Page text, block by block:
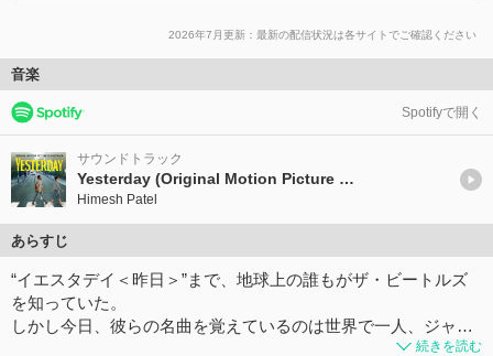
2026年7月更新：最新の配信状況は各サイトでご確認ください
音楽
Spotifyで開く
サウンドトラック
Yesterday (Original Motion Picture Soundtrack)
Himesh Patel
あらすじ
“イエスタデイ＜昨日＞”まで、地球上の誰もがザ・ビートルズ
を知っていた。
しかし今日、彼らの名曲を覚えているのは世界で一人、ジャ…
続きを読む